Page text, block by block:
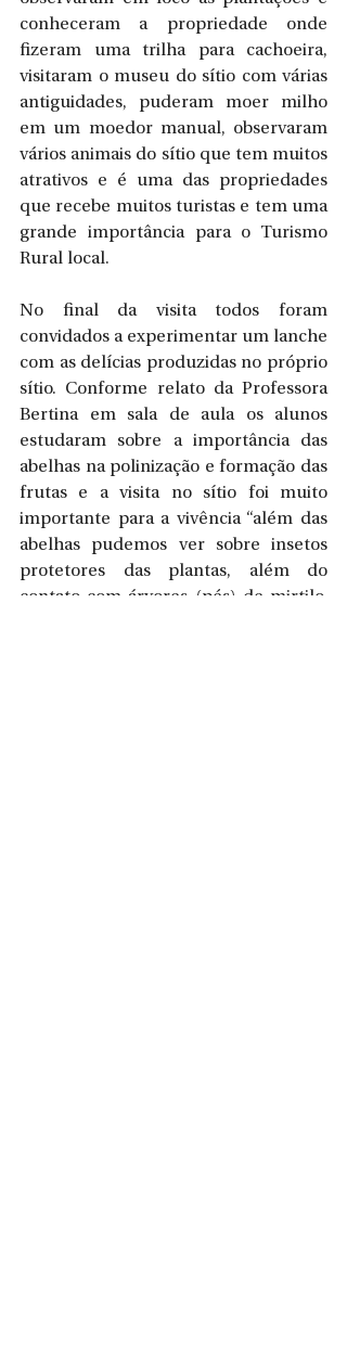
conheceram a propriedade onde
fizeram uma trilha para cachoeira,
visitaram o museu do sítio com várias
antiguidades, puderam moer milho
em um moedor manual, observaram
vários animais do sítio que tem muitos
atrativos e é uma das propriedades
que recebe muitos turistas e tem uma
grande importância para o Turismo
Rural local.
No final da visita todos foram
convidados a experimentar um lanche
com as delícias produzidas no próprio
sítio. Conforme relato da Professora
Bertina em sala de aula os alunos
estudaram sobre a importância das
abelhas na polinização e formação das
frutas e a visita no sítio foi muito
importante para a vivência “além das
abelhas pudemos ver sobre insetos
protetores das plantas, além do
contato com árvores (pés) de mirtilo,